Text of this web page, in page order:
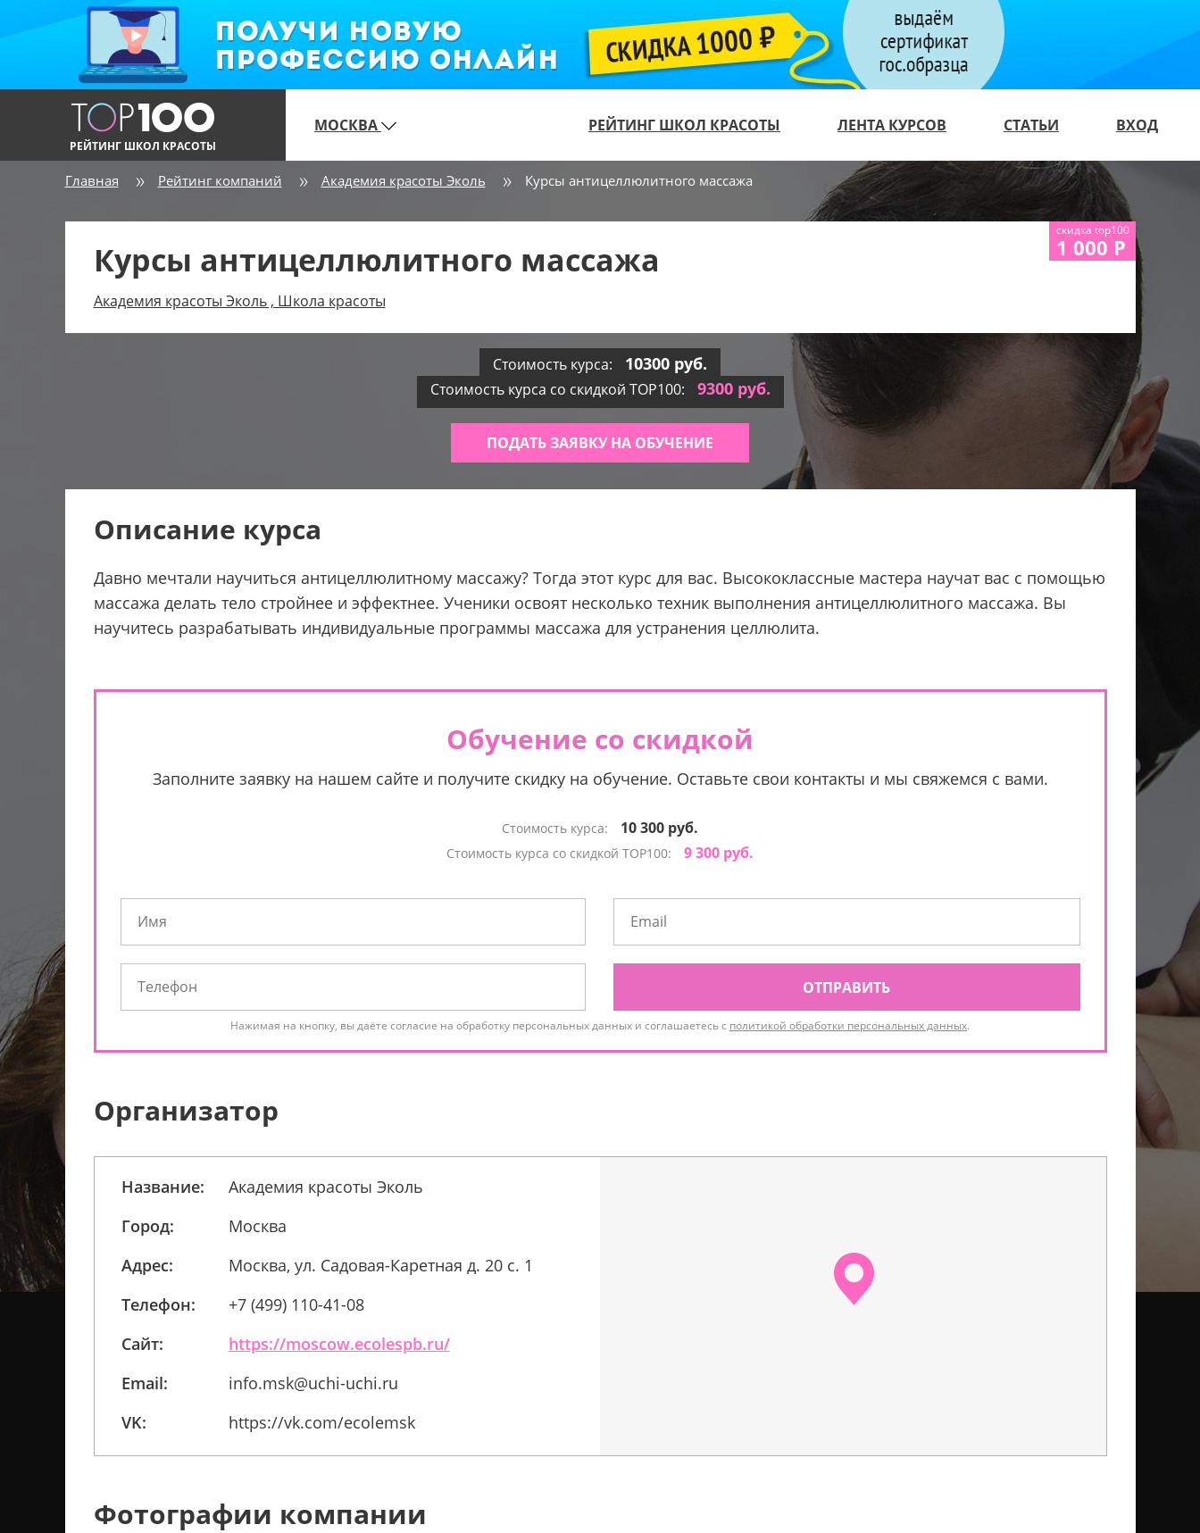
РЕЙТИНГ ШКОЛ КРАСОТЫ
МОСКВА РЕЙТИНГ ШКОЛ КРАСОТЫ ЛЕНТА КУРСОВ СТАТЬИ ВХОД
Главная Рейтинг компаний Академия красоты Эколь Курсы антицеллюлитного массажа
скидка top100
1 000 Р
Курсы антицеллюлитного массажа
Академия красоты Эколь , Школа красоты
Стоимость курса: 10300 руб.
Стоимость курса со скидкой TOP100: 9300 руб.
ПОДАТЬ ЗАЯВКУ НА ОБУЧЕНИЕ
Описание курса
Давно мечтали научиться антицеллюлитному массажу? Тогда этот курс для вас. Высококлассные мастера научат вас с помощью
массажа делать тело стройнее и эффектнее. Ученики освоят несколько техник выполнения антицеллюлитного массажа. Вы
научитесь разрабатывать индивидуальные программы массажа для устранения целлюлита.
Обучение со скидкой
Заполните заявку на нашем сайте и получите скидку на обучение. Оставьте свои контакты и мы свяжемся с вами.
Стоимость курса: 10 300 руб.
Стоимость курса со скидкой TOP100: 9 300 руб.
ОТПРАВИТЬ
Нажимая на кнопку, вы даёте согласие на обработку персональных данных и соглашаетесь с политикой обработки персональных данных.
Организатор
Название:
Академия красоты Эколь
Город:
Москва
Адрес:
Москва, ул. Садовая-Каретная д. 20 с. 1
Телефон:
+7 (499) 110-41-08
Сайт:
https://moscow.ecolespb.ru/
Email:
info.msk@uchi-uchi.ru
VK:
https://vk.com/ecolemsk
Фотографии компании